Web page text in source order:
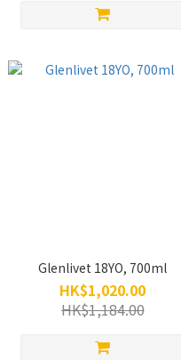
Glenlivet 18YO, 700ml
HK$1,020.00
HK$1,184.00